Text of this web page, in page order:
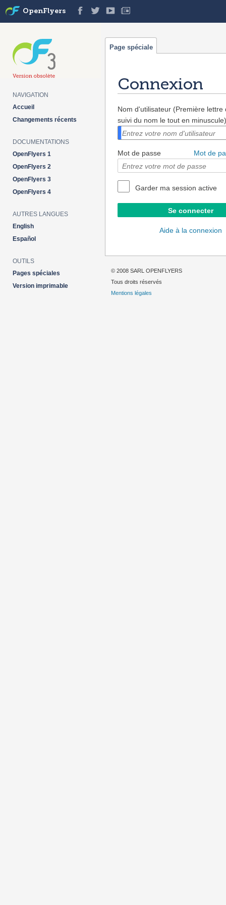
Connexion
Nom d'utilisateur (Première lettre
suivi du nom le tout en minuscule)
Mot de passe Mot de
Garder ma session active
Aide à la connexion
Page spéciale
OpenFlyers
NAVIGATION
Accueil
Changements récents
DOCUMENTATIONS
OpenFlyers 1
OpenFlyers 2
OpenFlyers 3
OpenFlyers 4
AUTRES LANGUES
English
Español
OUTILS
Pages spéciales
Version imprimable
© 2008 SARL OPENFLYERS
Tous droits réservés
Mentions légales